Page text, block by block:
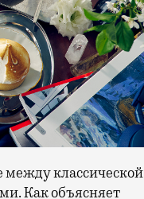
между классической
Как объясняет